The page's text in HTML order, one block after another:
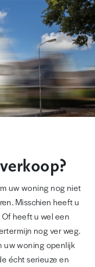
uw woning nog niet
Misschien heeft u
heeft u wel een
nog ver weg.
uw woning openlijk
écht serieuze en